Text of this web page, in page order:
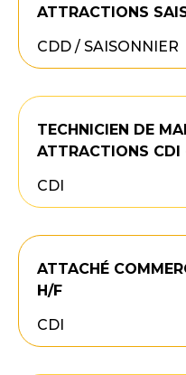
ATTRACTIONS
CDD / SAISONNIER
TECHNICIEN DE
ATTRACTIONS CDI
CDI
ATTACHÉ
H/F
CDI